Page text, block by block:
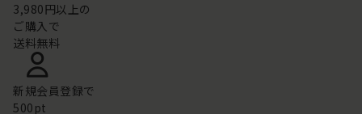
3,980円以上の
ご購入で
送料無料
新規会員登録で
500pt